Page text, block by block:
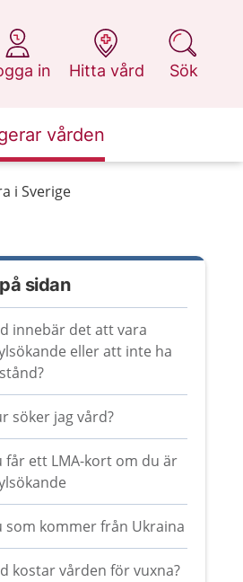
in
1177.se
Hitta vård
på 1177.se
Sök
på 1177.se
vården
i Sverige
sidan
innebär det att vara
eller att inte ha
söker jag vård?
får ett LMA-kort om du är
som kommer från Ukraina
kostar vården för vuxna?